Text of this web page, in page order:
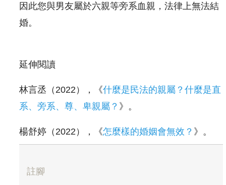
因此您與男友屬於六親等旁系血親，法律上無法結
婚。
延伸閱讀
林言丞（2022），《什麼是民法的親屬？什麼是直
系、旁系、尊、卑親屬？ 》。
楊舒婷（2022），《怎麼樣的婚姻會無效？ 》。
註腳